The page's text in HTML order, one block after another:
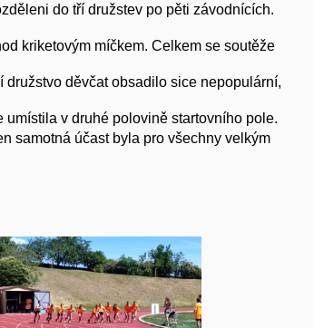
do tří družstev po pěti závodnících.
kriketovým míčkem. Celkem se soutěže
děvčat obsadilo sice nepopulární,
v druhé polovině startovního pole.
samotná účast byla pro všechny velkým